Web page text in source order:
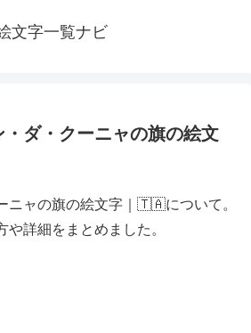
文字一覧ナビ
ダ・クーニャの旗の絵文
ニャの旗の絵文字｜🇹🇦について。
詳細をまとめました。